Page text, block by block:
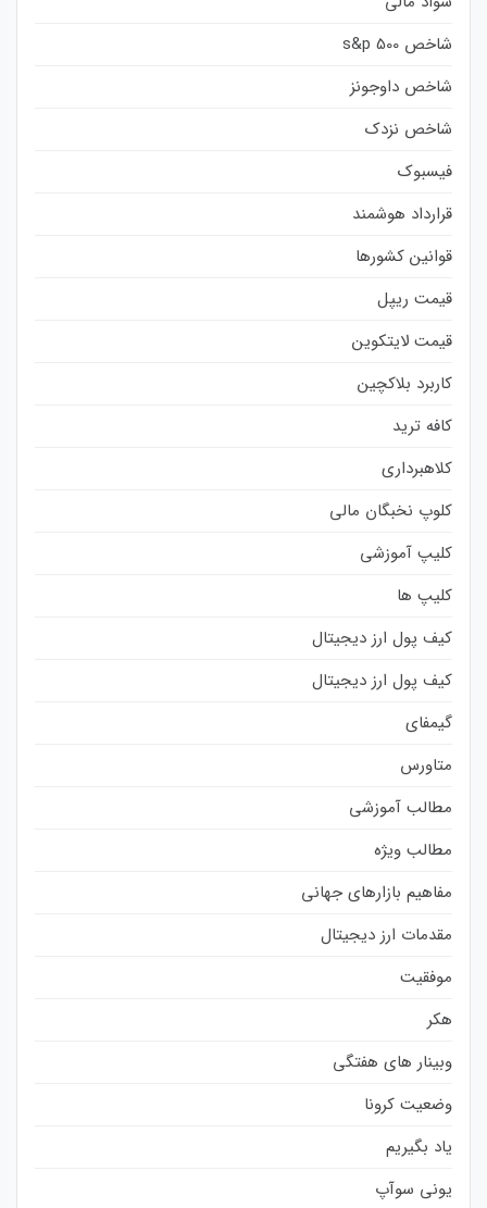
شاخص s&p 500
شاخص داوجونز
شاخص نزدک
فیسبوک
قرارداد هوشمند
قوانین کشورها
قیمت ریپل
قیمت لایتکوین
کاربرد بلاکچین
کافه ترید
کلاهبرداری
کلوپ نخبگان مالی
کلیپ آموزشی
کلیپ ها
کیف پول ارز دیجیتال
کیف پول ارز دیجیتال
گیمفای
متاورس
مطالب آموزشی
مطالب ویژه
مفاهیم بازارهای جهانی
مقدمات ارز دیجیتال
موفقیت
هکر
وبینار های هفتگی
وضعیت کرونا
یاد بگیریم
یونی سوآپ